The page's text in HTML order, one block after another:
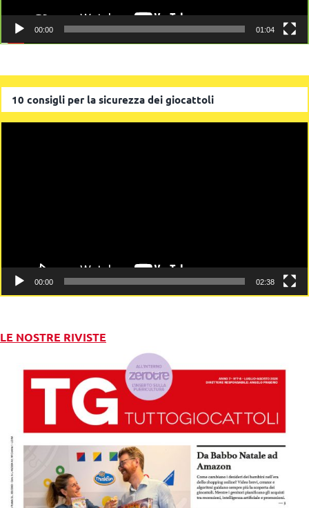
00:00 01:04
10 consigli per la sicurezza dei giocattoli
00:00 02:38
LE NOSTRE RIVISTE